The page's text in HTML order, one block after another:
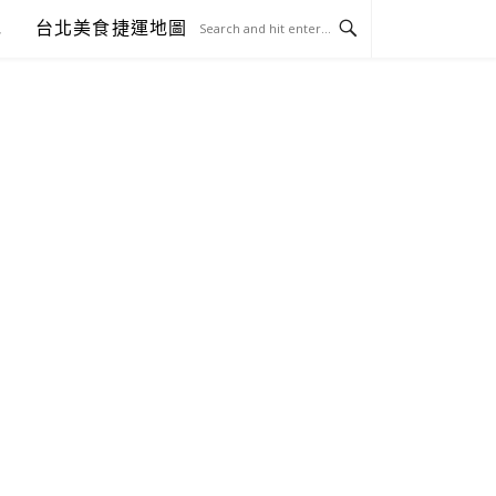
台北美食捷運地圖